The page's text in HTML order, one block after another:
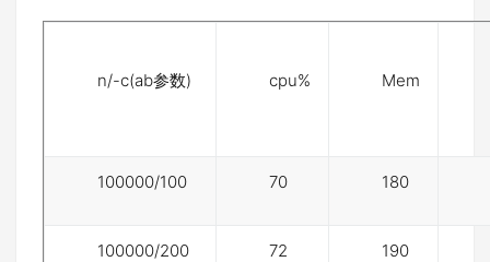
n/-c(ab参数) cpu% Mem
100000/100 70 180
100000/200 72 190